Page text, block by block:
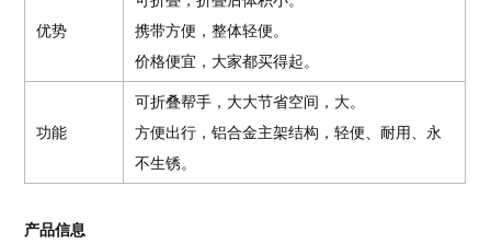
优势
携带方便，整体轻便。
价格便宜，大家都买得起。
功能
可折叠帮手，大大节省空间，大。
方便出行，铝合金主架结构，轻便、耐用、永
不生锈。
产品信息